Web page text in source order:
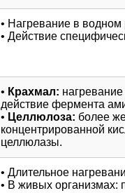
• Нагревание в
• Действие
• Крахмал:
действие фермента
• Целлюлоза: более
концентрированной
целлюлазы.
• Длительное
• В живых организмах: